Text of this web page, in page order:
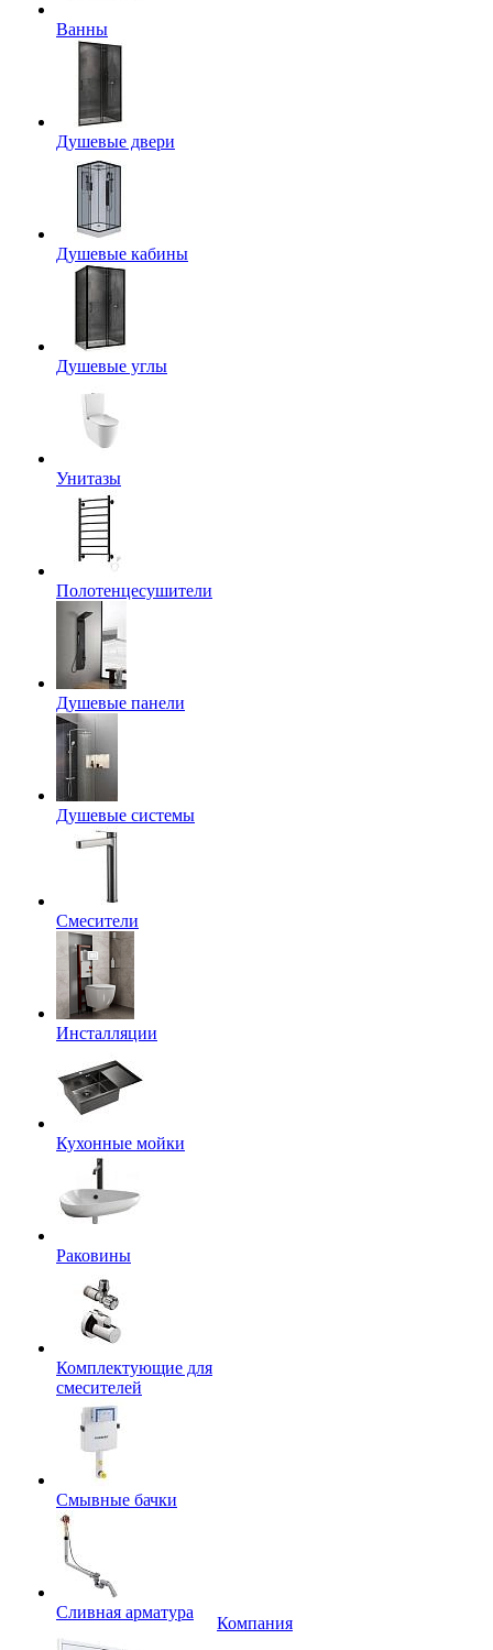
Ванны
Душевые двери
Душевые кабины
Душевые углы
Унитазы
Полотенцесушители
Душевые панели
Душевые системы
Смесители
Инсталляции
Кухонные мойки
Раковины
Комплектующие для
смесителей
Смывные бачки
Сливная арматура
Компания